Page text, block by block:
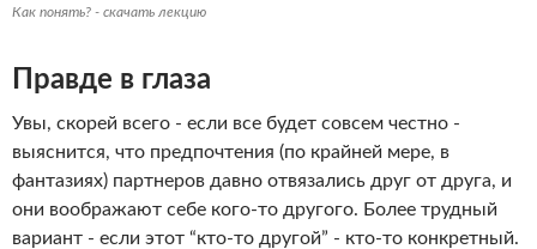
Как понять? - скачать лекцию
Правде в глаза
Увы, скорей всего - если все будет совсем честно -
выяснится, что предпочтения (по крайней мере, в
фантазиях) партнеров давно отвязались друг от друга, и
они воображают себе кого-то другого. Более трудный
вариант - если этот “кто-то другой” - кто-то конкретный.